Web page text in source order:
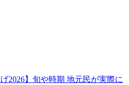
2026】旬や時期 地元民が実際に